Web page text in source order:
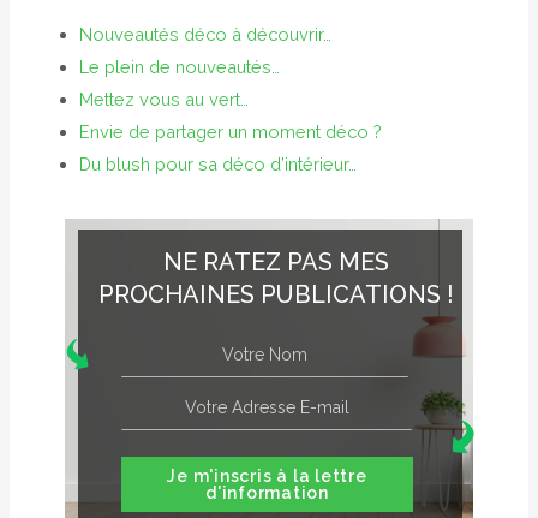
Nouveautés déco à découvrir…
Le plein de nouveautés…
Mettez vous au vert…
Envie de partager un moment déco ?
Du blush pour sa déco d’intérieur…
NE RATEZ PAS MES
PROCHAINES PUBLICATIONS !
Je m'inscris à la lettre
d'information